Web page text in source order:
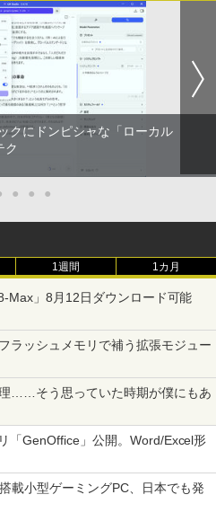
クにドンピシャな「ローカル
ク
● ● ●
1週間 1カ月
Max」8月12日ダウンロード可能
ラッシュメモリで補う拡張モジュー
……そう思っていた時期が僕にもあ
「GenOffice」公開。Word/Excel形
載小型ゲーミングPC、日本でも発